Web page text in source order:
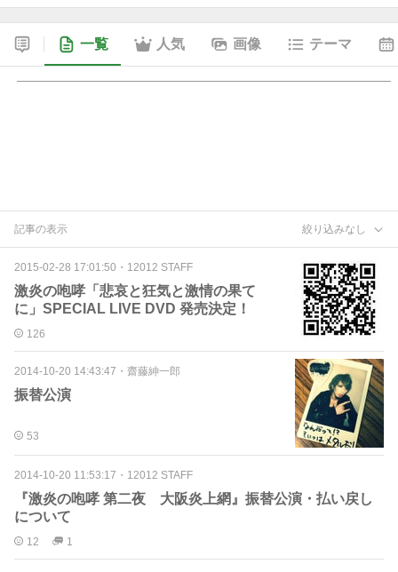
一覧 人気 画像 テーマ
記事の表示 絞り込みなし
2015-02-28 17:01:50 ・ 12012 STAFF
激炎の咆哮「悲哀と狂気と激情の果て
に」SPECIAL LIVE DVD 発売決定！
126
2014-10-20 14:43:47 ・ 齋藤紳一郎
振替公演
53
2014-10-20 11:53:17 ・ 12012 STAFF
『激炎の咆哮 第二夜 大阪炎上網』振替公演・払い戻し
について
12 1